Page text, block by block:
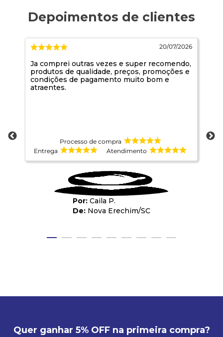
20/07/2026
Ja comprei outras vezes e super recomendo,
produtos de qualidade, preços, promoções e
condições de pagamento muito bom e
atraentes.
Processo de compra
Entrega
Atendimento
Caila P.
Nova Erechim/SC
Quer ganhar 5% OFF na primeira compra?